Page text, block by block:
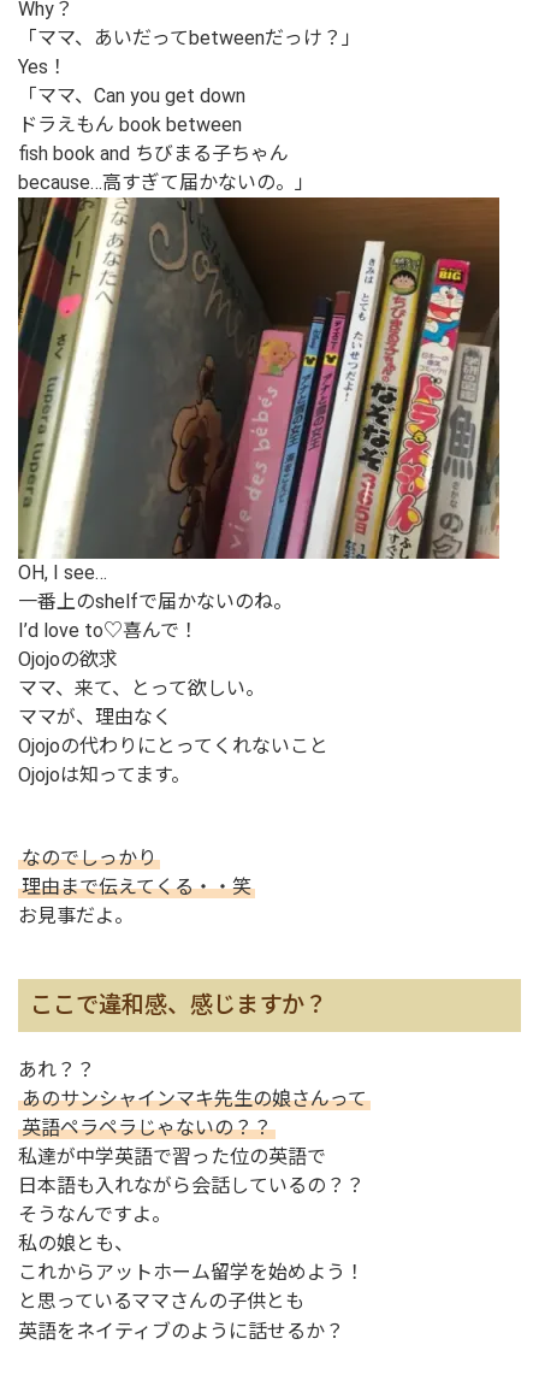
Why？
「ママ、あいだってbetweenだっけ？」
Yes！
「ママ、Can you get down
ドラえもん book between
fish book and ちびまる子ちゃん
because…高すぎて届かないの。」
OH, I see…
一番上のshelfで届かないのね。
I’d love to♡喜んで！
Ojojoの欲求
ママ、来て、とって欲しい。
ママが、理由なく
Ojojoの代わりにとってくれないこと
Ojojoは知ってます。
なのでしっかり
理由まで伝えてくる・・笑
お見事だよ。
ここで違和感、感じますか？
あれ？？
あのサンシャインマキ先生の娘さんって
英語ペラペラじゃないの？？
私達が中学英語で習った位の英語で
日本語も入れながら会話しているの？？
そうなんですよ。
私の娘とも、
これからアットホーム留学を始めよう！
と思っているママさんの子供とも
英語をネイティブのように話せるか？